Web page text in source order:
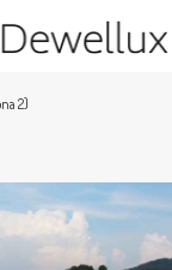
2)